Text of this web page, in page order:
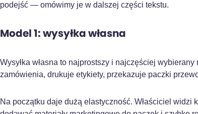
podejść — omówimy je w dalszej części tekstu.
Model 1: wysyłka własna
Wysyłka własna to najprostszy i najczęściej
zamówienia, drukuje etykiety, przekazuje paczki
Na początku daje dużą elastyczność. Właściciel